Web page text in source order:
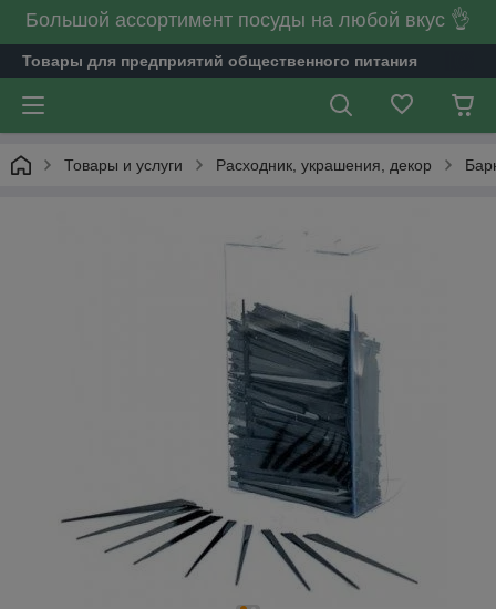
Большой ассортимент посуды на любой вкус 👌
Товары для предприятий общественного питания
Товары и услуги Расходник, украшения, декор